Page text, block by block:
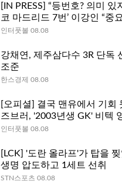
[IN PRESS] “등번호? 의미 있
코 마드리드 7번’ 이강인 “중
이 되는 것”
인터풋볼 08.08
강채연, 제주삼다수 3R 단독
조준
한스경제 08.08
[오피셜] 결국 맨유에서 기회
즈브러, '2003년생 GK' 비텍
목표"
인터풋볼 08.08
[LCK] '도란 올라프'가 탑을
생명 압도하고 1세트 선취
STN스포츠 08.08